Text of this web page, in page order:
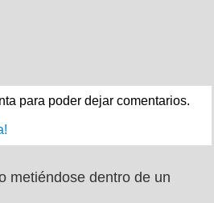
para poder dejar comentarios.
metiéndose dentro de un